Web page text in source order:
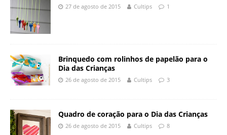
27 de agosto de 2015 Cultips 1
Brinquedo com rolinhos de papelão para o
Dia das Crianças
26 de agosto de 2015 Cultips 3
Quadro de coração para o Dia das Crianças
26 de agosto de 2015 Cultips 8